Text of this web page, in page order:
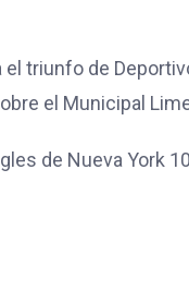
triunfo de
el Municipal
de Nueva York